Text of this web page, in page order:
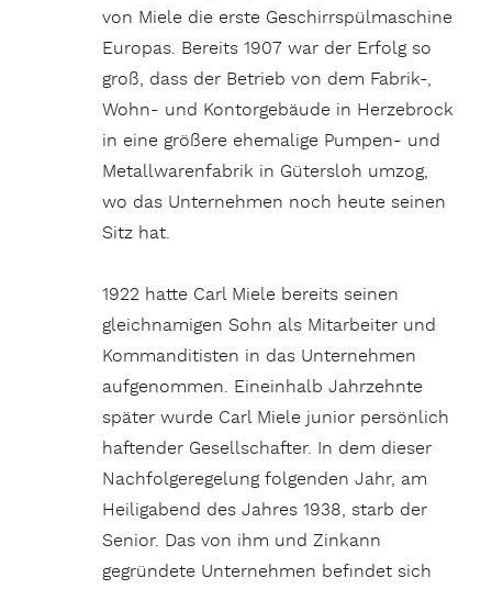
von Miele die erste Geschirrspülmaschine
Europas. Bereits 1907 war der Erfolg so
groß, dass der Betrieb von dem Fabrik-,
Wohn- und Kontorgebäude in Herzebrock
in eine größere ehemalige Pumpen- und
Metallwarenfabrik in Gütersloh umzog,
wo das Unternehmen noch heute seinen
Sitz hat.
1922 hatte Carl Miele bereits seinen
gleichnamigen Sohn als Mitarbeiter und
Kommanditisten in das Unternehmen
aufgenommen. Eineinhalb Jahrzehnte
später wurde Carl Miele junior persönlich
haftender Gesellschafter. In dem dieser
Nachfolgeregelung folgenden Jahr, am
Heiligabend des Jahres 1938, starb der
Senior. Das von ihm und Zinkann
gegründete Unternehmen befindet sich